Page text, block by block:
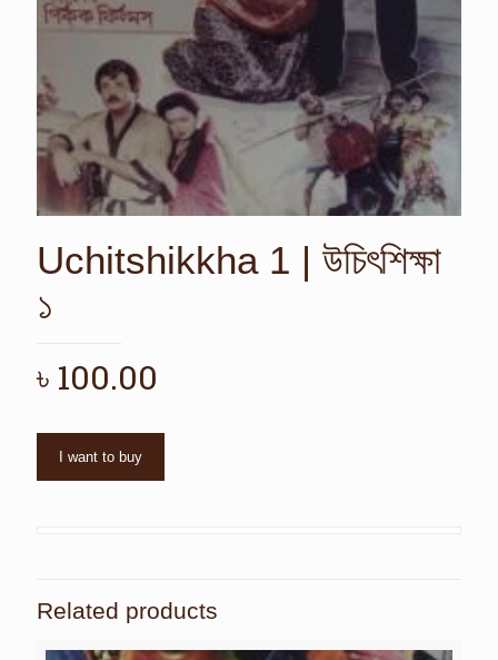
Uchitshikkha 1 | উচিৎশিক্ষা
১
৳ 100.00
I want to buy
Related products